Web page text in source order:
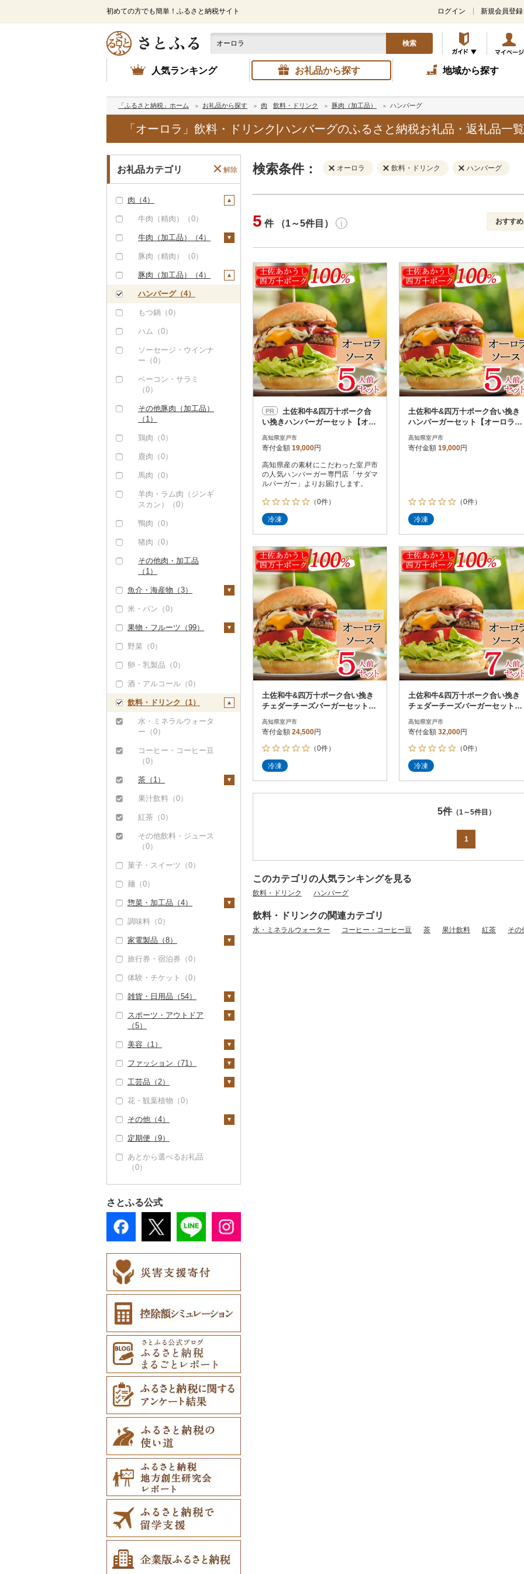
初めての方でも簡単！ふるさと納税サイト ログイン 新規会員登録
検索
人気ランキング お礼品から探す 地域から探す
「ふるさと納税」ホーム お礼品から探す 肉 飲料・ドリンク 豚肉（加工品） ハンバーグ
「オーロラ」飲料・ドリンク|ハンバーグのふるさと納税お礼品・返礼品一覧
お礼品カテゴリ 解除
肉（4）
牛肉（精肉）（0）
牛肉（加工品）（4）
ハンバーグ（4）
もつ鍋（0）
ローストビーフ（0）
ビーフジャーキー
（2）
豚肉（精肉）（0）
豚肉（加工品）（4）
ハンバーグ（4）
もつ鍋（0）
ハム（0）
ソーセージ・ウインナ
ー（0）
ベーコン・サラミ
（0）
その他豚肉（加工品）
（1）
鶏肉（0）
鹿肉（0）
馬肉（0）
羊肉・ラム肉（ジンギ
スカン）（0）
鴨肉（0）
猪肉（0）
その他肉・加工品
（1）
魚介・海産物（3）
カニ（0）
エビ（0）
いくら（0）
うに（0）
明太子・たらこ（0）
その他魚卵（0）
貝（0）
鮮魚（0）
イカ・タコ（0）
海苔・海藻（0）
干物（0）
その他魚介・加工品
（3）
しらす・ちりめん
（0）
その他魚介・加工品
米・パン（0）
果物・フルーツ（99）
ぶどう・マスカット
ナガノパープル（0）
ピオーネ（8）
デラウェア（0）
シャインマスカット
（11）
その他ぶどう・マスカ
りんご（1）
もも（4）
メロン（0）
さくらんぼ（0）
（9）
キウイ（0）
柿（カキ）（0）
ドライフルーツ（0）
その他果物（0）
野菜（0）
卵・乳製品（0）
酒・アルコール（0）
飲料・ドリンク（1）
水・ミネラルウォータ
ー（0）
コーヒー・コーヒー豆
（0）
茶（1）
飲料（0）
茶葉・ティーバッグ
静岡茶（0）
足柄茶（0）
知覧茶（0）
八女茶（0）
その他茶（0）
果汁飲料（0）
紅茶（0）
その他飲料・ジュース
（0）
菓子・スイーツ（0）
麺（0）
惣菜・加工品（4）
惣菜（0）
カレー・シチュー
スープ（0）
豆腐・納豆（0）
漬物（0）
缶詰・瓶詰（0）
乾物（0）
燻製（スモーク）
その他加工品（4）
調味料（0）
家電製品（8）
季節・空調家電（0）
キッチン家電（0）
照明器具（2）
パソコン・周辺機器
（0）
TV・オーディオ・カ
旅行券・宿泊券（0）
体験・チケット（0）
雑貨・日用品（54）
家具・インテリア
（5）
タンス（0）
机・テーブル（0）
椅子・チェア・ソファ
ア（5）
寝具（27）
布団（0）
枕（0）
毛布（14）
タオルケット（0）
その他寝具（13）
タオル（0）
文房具・印鑑（0）
食器（8）
グラス・カップ（4）
タンブラー（5）
箸（0）
ナイフ（0）
皿・椀（0）
弁当箱（0）
その他食器（0）
キッチン用品（3）
包丁（0）
フライパン（0）
土鍋（0）
その他キッチン用品
（3）
日用品（14）
洗剤（0）
（8）
ティッシュ（0）
その他日用品（10）
楽器・器材（1）
（1）
ご当地キャラクター
（0）
ベビー用品（0）
ペット用品（0）
防災グッズ（6）
その他雑貨（11）
スポーツ・アウトドア
（5）
ゴルフ（0）
釣り（0）
サイクリング（0）
アウトドア・キャンプ
美容（1）
スキンケア（0）
シャンプー・リンス
（0）
入浴剤（0）
アロマ（0）
その他美容（1）
ファッション（71）
鞄・バッグ（1）
トートバッグ・ショル
ツケース（0）
その他鞄・バッグ
（0）
洋服（0）
和服（0）
靴・履物（2）
靴・シューズ（0）
（0）
その他靴・履物（2）
アクセサリー（68）
ス（52）
ピアス・イヤリング
真珠・パール（52）
その他アクセサリー
ショール・ストール
（0）
ネクタイ・ベルト
（0）
マフラー・手袋（0）
その他服飾小物（2）
工芸品（2）
織物（0）
陶器・漆器（0）
その他装飾品・工芸品
数珠（0）
工芸品（2）
播州そろばん（0）
美濃和紙（0）
民芸品（0）
花・観葉植物（0）
その他（4）
地域サービス（0）
その他（4）
定期便（9）
あとから選べるお礼品
（0）
さとふる公式
検索条件： オーロラ 飲料・ドリンク ハンバーグ
円
決済方法 解除
PayPay
クレジットカード決済
Amazon Pay
楽天ペイ
メルペイ
コンビニ支払い
ソフトバンクまとめて支払い
d払い
金融機関(Pay-easy決済)
解除
発送種別 解除
通常
冷蔵便
冷凍便
5 件 （1～5件目） おすす
新着順
レビュー
レビュー
寄付金額
寄付金額
PR
い挽きハンバーガーセット【オー
ロラソース】【5人前】
高知県室戸市
寄付金額 19,000円
高知県産の素材にこだわった室戸市
の人気ハンバーガー専門店「サダマ
ルバーガー」よりお届けします。
（0件）
冷凍
土佐和牛&四万十ポーク合い挽き
ハンバーガーセット【オーロラソ
ース】【5人前】
高知県室戸市
寄付金額 19,000円
（0件）
冷凍
土佐和牛&四万十ポーク合い挽き
チェダーチーズバーガーセット
高知県室戸市
寄付金額 24,500円
（0件）
冷凍
土佐和牛&四万十ポーク合い挽き
チェダーチーズバーガーセット
高知県室戸市
寄付金額 32,000円
（0件）
冷凍
5件（1～5件目）
1
このカテゴリの人気ランキングを見る
飲料・ドリンク ハンバーグ
飲料・ドリンクの関連カテゴリ
水・ミネラルウォーター コーヒー・コーヒー豆 茶 果汁飲料 紅茶 その